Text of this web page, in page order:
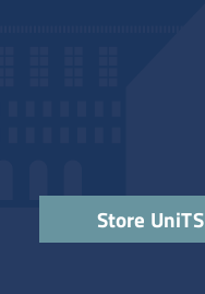
Store UniTS